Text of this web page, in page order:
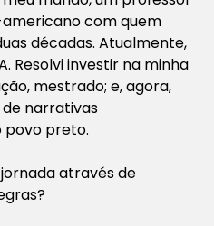
com quem
décadas. Atualmente,
Resolvi investir na minha
mestrado; e, agora,
narrativas
povo preto.
através de